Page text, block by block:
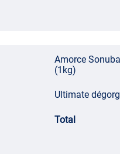
Amorce
(1kg)
Ultimate
Total